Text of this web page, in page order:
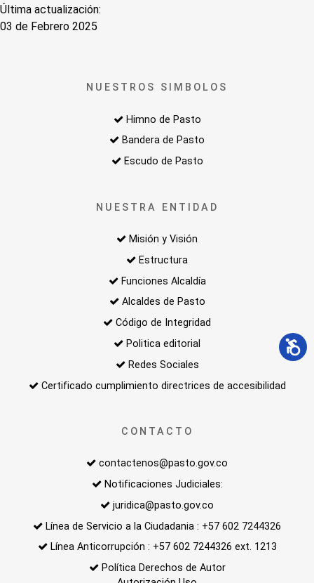
Última actualización:
03 de Febrero 2025
NUESTROS SIMBOLOS
Himno de Pasto
Bandera de Pasto
Escudo de Pasto
NUESTRA ENTIDAD
Misión y Visión
Estructura
Funciones Alcaldía
Alcaldes de Pasto
Código de Integridad
Politica editorial
Redes Sociales
Certificado cumplimiento directrices de accesibilidad
CONTACTO
contactenos@pasto.gov.co
Notificaciones Judiciales:
juridica@pasto.gov.co
Línea de Servicio a la Ciudadania : +57 602 7244326
Línea Anticorrupción : +57 602 7244326 ext. 1213
Política Derechos de Autor